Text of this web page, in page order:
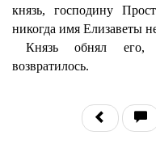
князь, господину
никогда имя Елизаветы
Князь обнял его,
возвратилось.